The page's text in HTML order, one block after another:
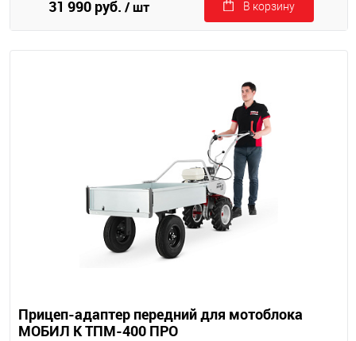
31 990 руб. / шт В корзину
Прицеп-адаптер передний для мотоблока
МОБИЛ К ТПМ-400 ПРО